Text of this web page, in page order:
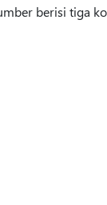
berisi tiga